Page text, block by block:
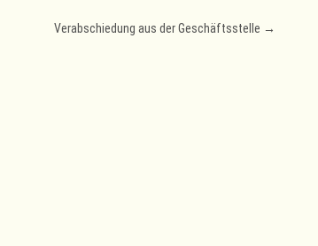
Verabschiedung aus der Geschäftsstelle →